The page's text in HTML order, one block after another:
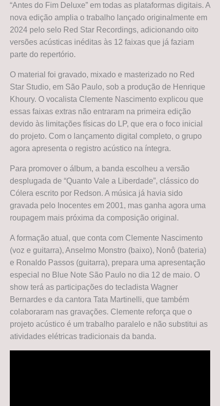
“Antes do Fim Deluxe” em todas as plataformas digitais. A
nova edição amplia o trabalho lançado originalmente em
2024 pelo selo Red Star Recordings, adicionando oito
versões acústicas inéditas às 12 faixas que já faziam
parte do repertório.
O material foi gravado, mixado e masterizado no Red
Star Studio, em São Paulo, sob a produção de Henrique
Khoury. O vocalista Clemente Nascimento explicou que
essas faixas extras não entraram na primeira edição
devido às limitações físicas do LP, que era o foco inicial
do projeto. Com o lançamento digital completo, o grupo
agora apresenta o registro acústico na íntegra.
Para promover o álbum, a banda escolheu a versão
desplugada de “Quanto Vale a Liberdade”, clássico do
Cólera escrito por Redson. A música já havia sido
gravada pelo Inocentes em 2001, mas ganha agora uma
roupagem mais próxima da composição original.
A formação atual, que conta com Clemente Nascimento
(voz e guitarra), Anselmo Monstro (baixo), Nonô (bateria)
e Ronaldo Passos (guitarra), prepara uma apresentação
especial no Blue Note São Paulo no dia 12 de maio. O
show terá as participações do tecladista Wagner
Bernardes e da cantora Tata Martinelli, que também
colaboraram nas gravações. Clemente reforça que o
projeto acústico é um trabalho paralelo e não substitui as
atividades elétricas tradicionais da banda.